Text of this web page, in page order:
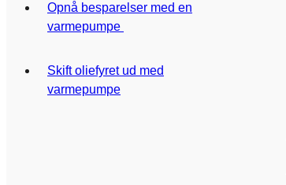
Opnå besparelser med en
varmepumpe
Skift oliefyret ud med
varmepumpe